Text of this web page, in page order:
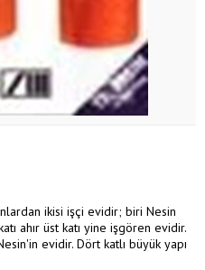
ikisi işçi evidir; biri Nesin
ahır üst katı yine işgören evidir.
evidir. Dört katlı büyük yapı